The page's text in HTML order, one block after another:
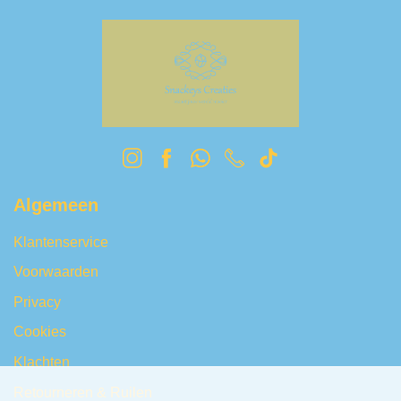
Algemeen
Klantenservice
Voorwaarden
Privacy
Cookies
Klachten
Retourneren & Ruilen